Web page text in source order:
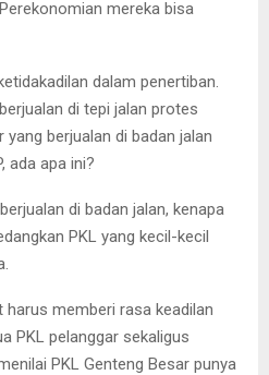
mereka bisa
dalam penertiban.
di tepi jalan protes
yang berjualan di badan jalan
ada apa ini?
di badan jalan, kenapa
PKL yang kecil-kecil
memberi rasa keadilan
PKL pelanggar sekaligus
PKL Genteng Besar punya